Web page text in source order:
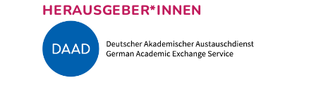
HERAUSGEBER*INNEN